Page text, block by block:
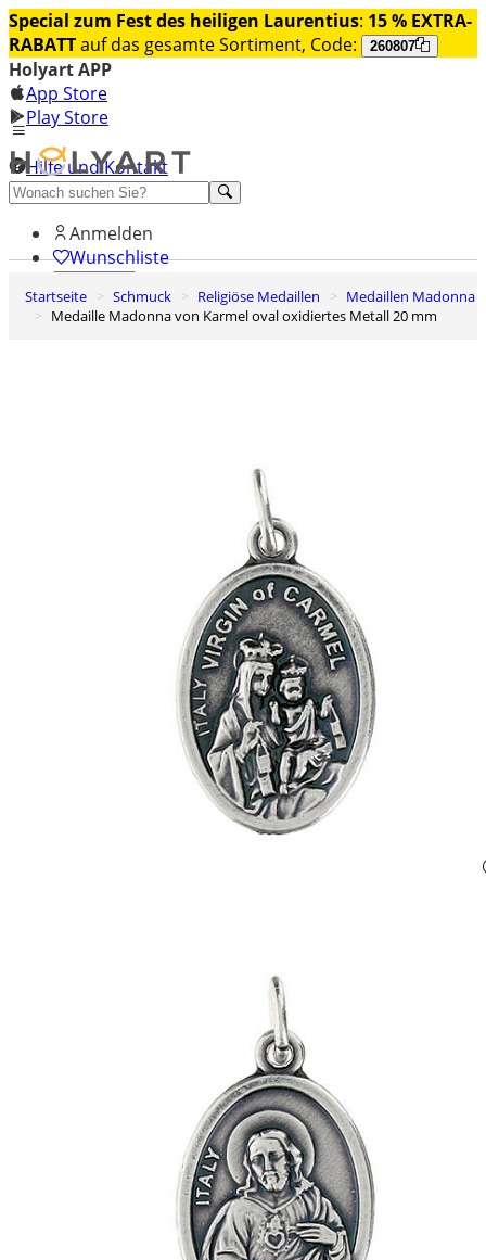
Special zum Fest des heiligen Laurentius: 15 % EXTRA-
RABATTauf das gesamte Sortiment, Code: 260807
Holyart APP
App Store
Play Store
Hilfe und Kontakt
Entdecken Sie Premium
Anmelden
Wunschliste
0
Warenkorb
Startseite Schmuck Religiöse Medaillen
Medaillen Madonna
Medaille Madonna von Karmel oval oxidiertes Metall 20 mm